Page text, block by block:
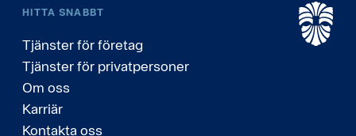
HITTA SNABBT
Tjänster för företag
Tjänster för privatpersoner
Om oss
Karriär
Kontakta oss